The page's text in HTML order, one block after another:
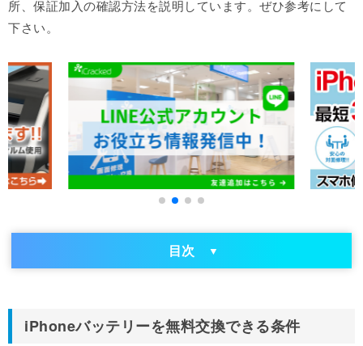
所、保証加入の確認方法を説明しています。ぜひ参考にして
下さい。
目次
iPhoneバッテリーを無料交換できる条件